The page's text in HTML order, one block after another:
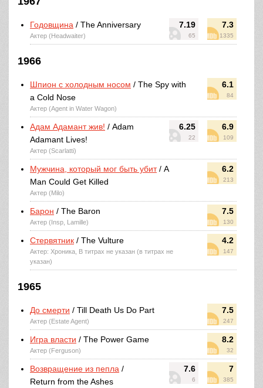
7.19
65
7.3
1335
Годовщина / The Anniversary
Актер (Headwaiter)
1966
6.1
84
Шпион с холодным носом / The Spy with
a Cold Nose
Актер (Agent in Water Wagon)
6.25
22
6.9
109
Адам Адамант жив! / Adam
Adamant Lives!
Актер (Scarlatti)
6.2
213
Мужчина, который мог быть убит/ A
Man Could Get Killed
Актер (Milo)
7.5
130
Барон / The Baron
Актер (Insp, Lamille)
4.2
147
Стервятник / The Vulture
Актер: Хроника, В титрах не указан (в титрах не
указан)
1965
7.5
247
До смерти / Till Death Us Do Part
Актер (Estate Agent)
8.2
32
Игра власти / The Power Game
Актер (Ferguson)
7.6
6
7
385
Возвращение из пепла /
Return from the Ashes